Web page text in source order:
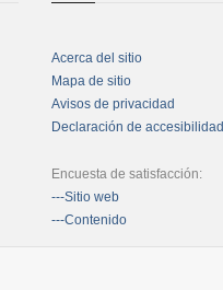
Acerca del sitio
Mapa de sitio
Avisos de privacidad
Declaración de accesibilidad
Encuesta de satisfacción:
---Sitio web
---Contenido